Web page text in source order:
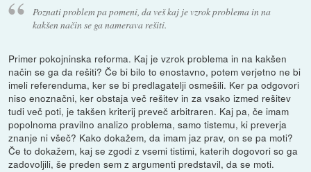
Poznati problem pa pomeni, da veš kaj je vzrok problema in na
kakšen način se ga namerava rešiti.
Primer pokojninska reforma. Kaj je vzrok problema in na kakšen
način se ga da rešiti? Če bi bilo to enostavno, potem verjetno ne bi
imeli referenduma, ker se bi predlagatelji osmešili. Ker pa odgovori
niso enoznačni, ker obstaja več rešitev in za vsako izmed rešitev
tudi več poti, je takšen kriterij preveč arbitraren. Kaj pa, če imam
popolnoma pravilno analizo problema, samo tistemu, ki preverja
znanje ni všeč? Kako dokažem, da imam jaz prav, on se pa moti?
Če to dokažem, kaj se zgodi z vsemi tistimi, katerih dogovori so ga
zadovoljili, še preden sem z argumenti predstavil, da se moti.